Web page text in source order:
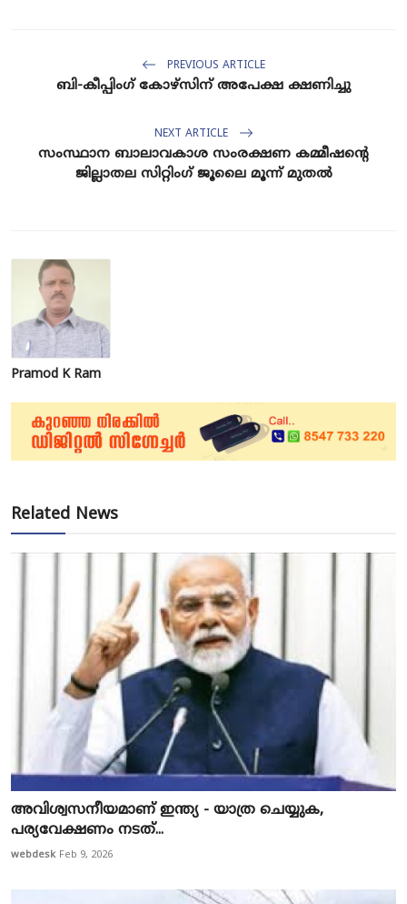
PREVIOUS ARTICLE
ബി-കീപ്പിംഗ് കോഴ്‌സിന് അപേക്ഷ ക്ഷണിച്ചു
NEXT ARTICLE
സംസ്ഥാന ബാലാവകാശ സംരക്ഷണ കമ്മീഷൻ്റെ
ജില്ലാതല സിറ്റിംഗ് ജൂലൈ മൂന്ന് മുതൽ
Pramod K Ram
Related News
അവിശ്വസനീയമാണ് ഇന്ത്യ - യാത്ര ചെയ്യുക,
പര്യവേക്ഷണം നടത്...
webdesk Feb 9, 2026